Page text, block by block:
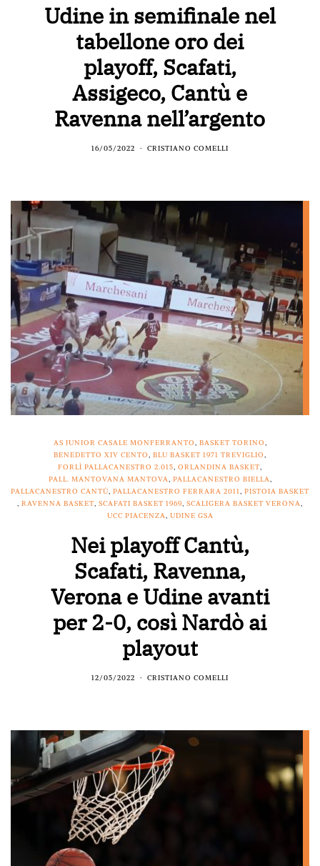
Udine in semifinale nel
tabellone oro dei
playoff, Scafati,
Assigeco, Cantù e
Ravenna nell’argento
16/05/2022 CRISTIANO COMELLI
AS JUNIOR CASALE MONFERRANTO, BASKET TORINO,
BENEDETTO XIV CENTO, BLU BASKET 1971 TREVIGLIO,
FORLÌ PALLACANESTRO 2.015, ORLANDINA BASKET,
PALL. MANTOVANA MANTOVA, PALLACANESTRO BIELLA,
PALLACANESTRO CANTÙ, PALLACANESTRO FERRARA 2011, PISTOIA BASKET
, RAVENNA BASKET, SCAFATI BASKET 1969, SCALIGERA BASKET VERONA,
UCC PIACENZA, UDINE GSA
Nei playoff Cantù,
Scafati, Ravenna,
Verona e Udine avanti
per 2-0, così Nardò ai
playout
12/05/2022 CRISTIANO COMELLI